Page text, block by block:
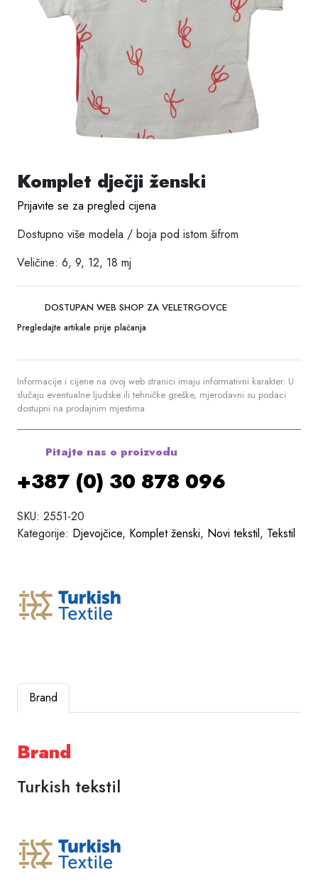
Komplet dječji ženski
Prijavite se za pregled cijena
Dostupno više modela / boja pod istom šifrom
Veličine: 6, 9, 12, 18 mj
DOSTUPAN WEB SHOP ZA VELETRGOVCE
Pregledajte artikale prije plaćanja
Informacije i cijene na ovoj web stranici imaju informativni karakter. U
slučaju eventualne ljudske ili tehničke greške, mjerodavni su podaci
dostupni na prodajnim mjestima
Pitajte nas o proizvodu
+387 (0) 30 878 096
SKU: 2551-20
Kategorije: Djevojčice, Komplet ženski, Novi tekstil, Tekstil
Brand
Brand
Turkish tekstil